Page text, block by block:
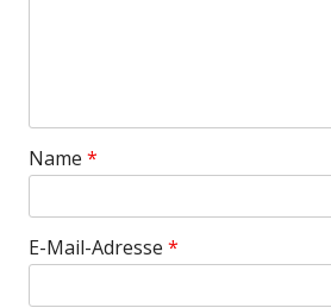
Name *
E-Mail-Adresse *